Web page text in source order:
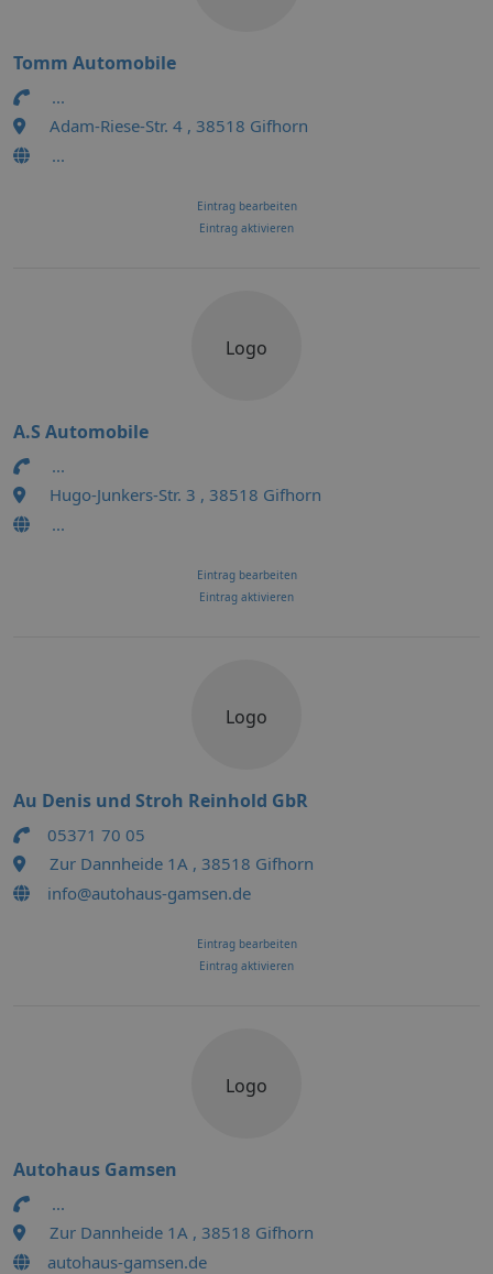
Tomm Automobile
...
Adam-Riese-Str. 4 , 38518 Gifhorn
...
Eintrag bearbeiten
Eintrag aktivieren
Logo
A.S Automobile
...
Hugo-Junkers-Str. 3 , 38518 Gifhorn
...
Eintrag bearbeiten
Eintrag aktivieren
Logo
Au Denis und Stroh Reinhold GbR
05371 70 05
Zur Dannheide 1A , 38518 Gifhorn
info@autohaus-gamsen.de
Eintrag bearbeiten
Eintrag aktivieren
Logo
Autohaus Gamsen
...
Zur Dannheide 1A , 38518 Gifhorn
autohaus-gamsen.de